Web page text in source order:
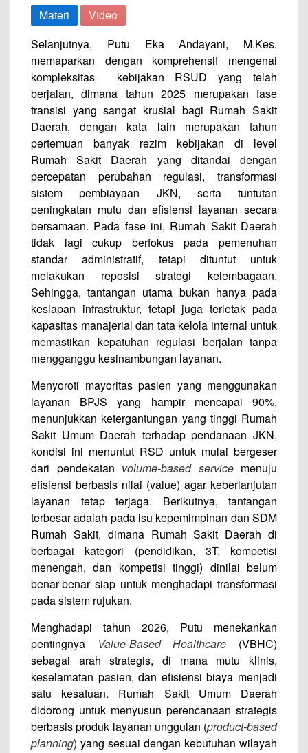
Materi
Video
Selanjutnya, Putu Eka Andayani, M.Kes.
memaparkan dengan komprehensif mengenai
kompleksitas kebijakan RSUD yang telah
berjalan, dimana tahun 2025 merupakan fase
transisi yang sangat krusial bagi Rumah Sakit
Daerah, dengan kata lain merupakan tahun
pertemuan banyak rezim kebijakan di level
Rumah Sakit Daerah yang ditandai dengan
percepatan perubahan regulasi, transformasi
sistem pembiayaan JKN, serta tuntutan
peningkatan mutu dan efisiensi layanan secara
bersamaan. Pada fase ini, Rumah Sakit Daerah
tidak lagi cukup berfokus pada pemenuhan
standar administratif, tetapi dituntut untuk
melakukan reposisi strategi kelembagaan.
Sehingga, tantangan utama bukan hanya pada
kesiapan infrastruktur, tetapi juga terletak pada
kapasitas manajerial dan tata kelola internal untuk
memastikan kepatuhan regulasi berjalan tanpa
mengganggu kesinambungan layanan.
Menyoroti mayoritas pasien yang menggunakan
layanan BPJS yang hampir mencapai 90%,
menunjukkan ketergantungan yang tinggi Rumah
Sakit Umum Daerah terhadap pendanaan JKN,
kondisi ini menuntut RSD untuk mulai bergeser
dari pendekatan volume-based servicemenuju
efisiensi berbasis nilai (value) agar keberlanjutan
layanan tetap terjaga. Berikutnya, tantangan
terbesar adalah pada isu kepemimpinan dan SDM
Rumah Sakit, dimana Rumah Sakit Daerah di
berbagai kategori (pendidikan, 3T, kompetisi
menengah, dan kompetisi tinggi) dinilai belum
benar-benar siap untuk menghadapi transformasi
pada sistem rujukan.
Menghadapi tahun 2026, Putu menekankan
pentingnya
Value-Based Healthcare (VBHC)
sebagai arah strategis, di mana mutu klinis,
keselamatan pasien, dan efisiensi biaya menjadi
satu kesatuan. Rumah Sakit Umum Daerah
didorong untuk menyusun perencanaan strategis
berbasis produk layanan unggulan (product-based
planning) yang sesuai dengan kebutuhan wilayah